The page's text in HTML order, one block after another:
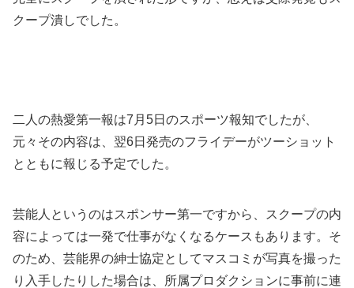
クープ潰しでした。
二人の熱愛第一報は7月5日のスポーツ報知でしたが、
元々その内容は、翌6日発売のフライデーがツーショット
とともに報じる予定でした。
芸能人というのはスポンサー第一ですから、スクープの内
容によっては一発で仕事がなくなるケースもあります。そ
のため、芸能界の紳士協定としてマスコミが写真を撮った
り入手したりした場合は、所属プロダクションに事前に連